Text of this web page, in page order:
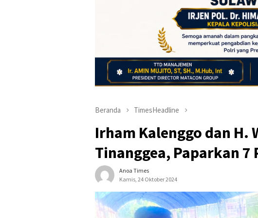
Beranda TimesHeadline
Irham Kalenggo dan H.
Tinanggea, Paparkan 7
Anoa Times
Kamis, 24 Oktober 2024